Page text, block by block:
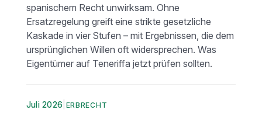
spanischem Recht unwirksam. Ohne
Ersatzregelung greift eine strikte gesetzliche
Kaskade in vier Stufen – mit Ergebnissen, die dem
ursprünglichen Willen oft widersprechen. Was
Eigentümer auf Teneriffa jetzt prüfen sollten.
Juli 2026 ERBRECHT